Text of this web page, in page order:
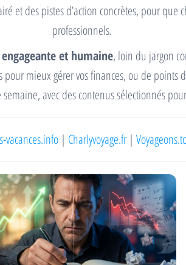
et des pistes d’action concrètes, pour
professionnels.
et humaine, loin du jargon
mieux gérer vos finances, ou de
avec des contenus sélectionnés
vacances.info| Charlyvoyage.fr|